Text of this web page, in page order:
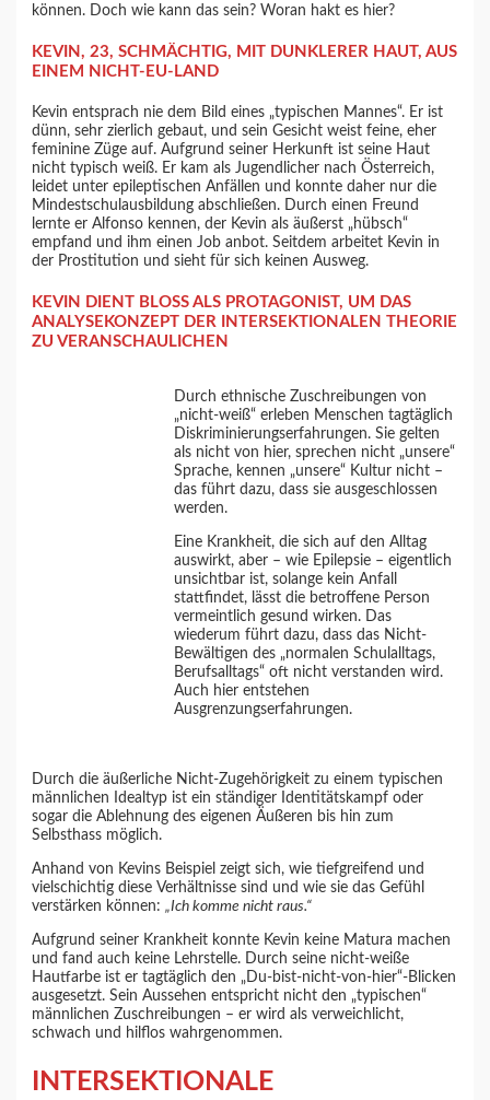
können. Doch wie kann das sein? Woran hakt es hier?
KEVIN, 23, SCHMÄCHTIG, MIT DUNKLERER HAUT, AUS
EINEM NICHT-EU-LAND
Kevin entsprach nie dem Bild eines „typischen Mannes“. Er ist
dünn, sehr zierlich gebaut, und sein Gesicht weist feine, eher
feminine Züge auf. Aufgrund seiner Herkunft ist seine Haut
nicht typisch weiß. Er kam als Jugendlicher nach Österreich,
leidet unter epileptischen Anfällen und konnte daher nur die
Mindestschulausbildung abschließen. Durch einen Freund
lernte er Alfonso kennen, der Kevin als äußerst „hübsch“
empfand und ihm einen Job anbot. Seitdem arbeitet Kevin in
der Prostitution und sieht für sich keinen Ausweg.
KEVIN DIENT BLOSS ALS PROTAGONIST, UM DAS A
NALYSEKONZEPT DER INTERSEKTIONALEN THEORIE Z
U VERANSCHAULICHEN
Durch ethnische Zuschreibungen von
„nicht-weiß“ erleben Menschen tagtäglich
Diskriminierungserfahrungen. Sie gelten
als nicht von hier, sprechen nicht „unsere“
Sprache, kennen „unsere“ Kultur nicht –
das führt dazu, dass sie ausgeschlossen
werden.
Eine Krankheit, die sich auf den Alltag
auswirkt, aber – wie Epilepsie – eigentlich
unsichtbar ist, solange kein Anfall
stattfindet, lässt die betroffene Person
vermeintlich gesund wirken. Das
wiederum führt dazu, dass das Nicht-
Bewältigen des „normalen Schulalltags,
Berufsalltags“ oft nicht verstanden wird.
Auch hier entstehen
Ausgrenzungserfahrungen.
Durch die äußerliche Nicht-Zugehörigkeit zu einem typischen
männlichen Idealtyp ist ein ständiger Identitätskampf oder
sogar die Ablehnung des eigenen Äußeren bis hin zum
Selbsthass möglich.
Anhand von Kevins Beispiel zeigt sich, wie tiefgreifend und
vielschichtig diese Verhältnisse sind und wie sie das Gefühl
verstärken können:„Ich komme nicht raus.“
Aufgrund seiner Krankheit konnte Kevin keine Matura machen
und fand auch keine Lehrstelle. Durch seine nicht-weiße
Hautfarbe ist er tagtäglich den „Du-bist-nicht-von-hier“-Blicken
ausgesetzt. Sein Aussehen entspricht nicht den „typischen“
männlichen Zuschreibungen – er wird als verweichlicht,
schwach und hilflos wahrgenommen.
INTERSEKTIONALE